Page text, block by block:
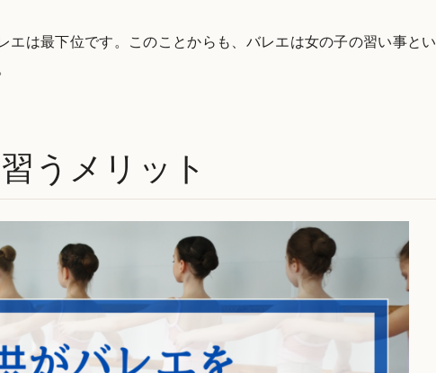
エは最下位です。このことからも、バレエは女の子の習い事とい
うメリット